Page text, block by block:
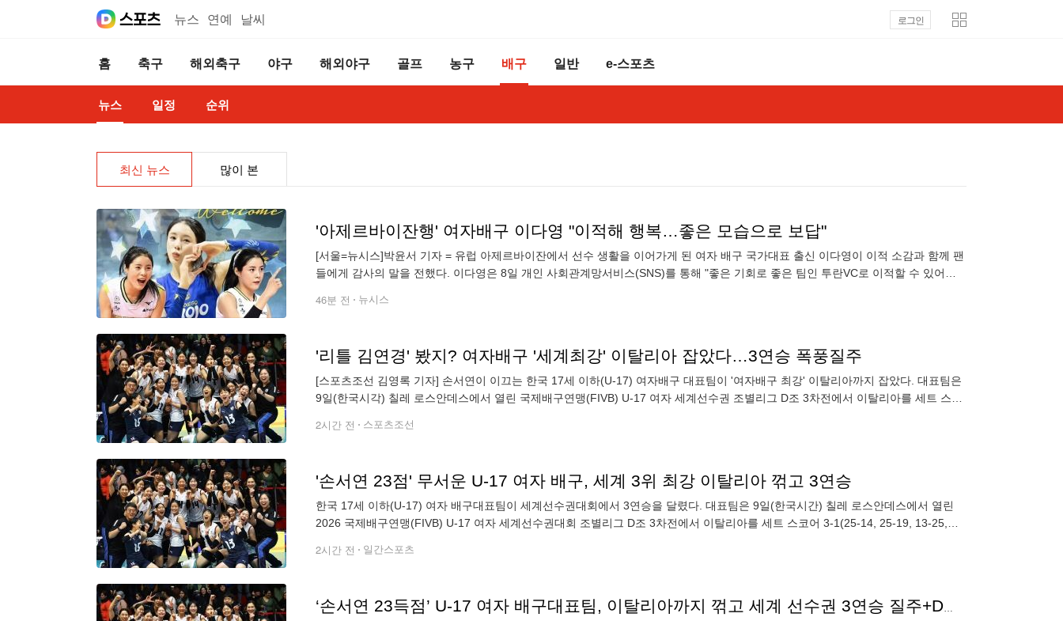
뉴스 연예 날씨 로그인
홈 축구 해외축구 야구 해외야구 골프 농구 배구 일반 e-스포츠
뉴스 일정 순위
최신 뉴스 많이 본
'아제르바이잔행' 여자배구 이다영 "이적해 행복…좋은 모습으로 보답"
[서울=뉴시스]박윤서 기자 = 유럽 아제르바이잔에서 선수 생활을 이어가게 된 여자 배구 국가대표 출신 이다영이 이적 소감과 함께 팬
들에게 감사의 말을 전했다. 이다영은 8일 개인 사회관계망서비스(SNS)를 통해 "좋은 기회로 좋은 팀인 투란VC로 이적할 수 있어서
46분 전 뉴시스
'리틀 김연경' 봤지? 여자배구 '세계최강' 이탈리아 잡았다…3연승 폭풍질주
[스포츠조선 김영록 기자] 손서연이 이끄는 한국 17세 이하(U-17) 여자배구 대표팀이 '여자배구 최강' 이탈리아까지 잡았다. 대표팀은
9일(한국시각) 칠레 로스안데스에서 열린 국제배구연맹(FIVB) U-17 여자 세계선수권 조별리그 D조 3차전에서 이탈리아를 세트 스코
2시간 전 스포츠조선
'손서연 23점' 무서운 U-17 여자 배구, 세계 3위 최강 이탈리아 꺾고 3연승
한국 17세 이하(U-17) 여자 배구대표팀이 세계선수권대회에서 3연승을 달렸다. 대표팀은 9일(한국시간) 칠레 로스안데스에서 열린
2026 국제배구연맹(FIVB) U-17 여자 세계선수권대회 조별리그 D조 3차전에서 이탈리아를 세트 스코어 3-1(25-14, 25-19, 13-25,
2시간 전 일간스포츠
‘손서연 23득점’ U-17 여자 배구대표팀, 이탈리아까지 꺾고 세계 선수권 3연승 질주+D조 1위